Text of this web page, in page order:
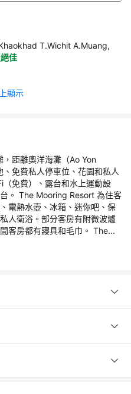
T.Wichit A.Muang,
佳
顯示
距離奧洋海灘（Ao Yon
免費私人停車位、花園和私人
免費）、露台和水上運動設
。 The Mooring Resort 為住客
電熱水壺、冰箱、迷你吧、保
人衛浴。部分客房有附微波爐
客房都有寢具和毛巾。 The...